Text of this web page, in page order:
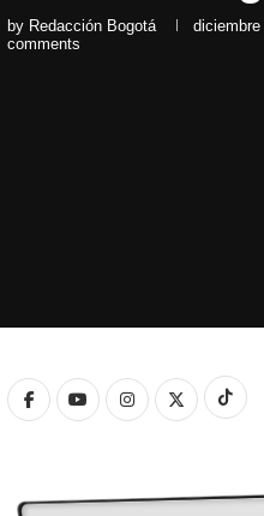
by Redacción Bogotá
comments